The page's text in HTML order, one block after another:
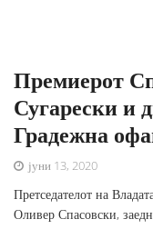
Премиерот
Сугарески и
Градежна
јуни 13, 2020
Претседателот на
Оливер Спасовски,